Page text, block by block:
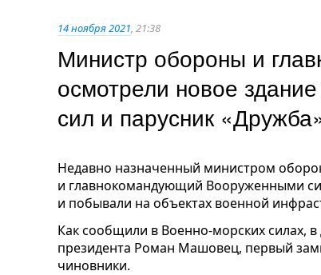
14 ноября 2021, 21:38
Министр обороны и
осмотрели новое
сил и парусник
Недавно назначенный министром
и главнокомандующий Вооруженными
и побывали на объектах военной
Как сообщили в Военно-морских силах,
президента Роман Машовец, первый
чиновники.